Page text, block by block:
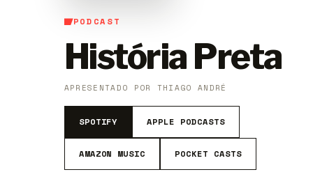
PODCAST
História Preta
APRESENTADO POR THIAGO ANDRÉ
SPOTIFY APPLE PODCASTS
AMAZON MUSIC POCKET CASTS